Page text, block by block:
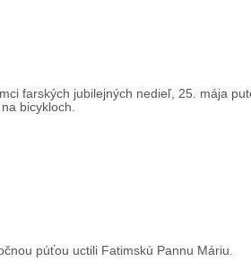
farských jubilejných nedieľ, 25. mája
bicykloch.
púťou uctili Fatimskú Pannu Máriu.